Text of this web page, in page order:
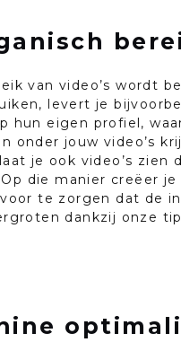
van video’s wordt
levert je
hun eigen profiel,
onder jouw video’s
je ook video’s
die manier creëer
te zorgen dat de
dankzij onze